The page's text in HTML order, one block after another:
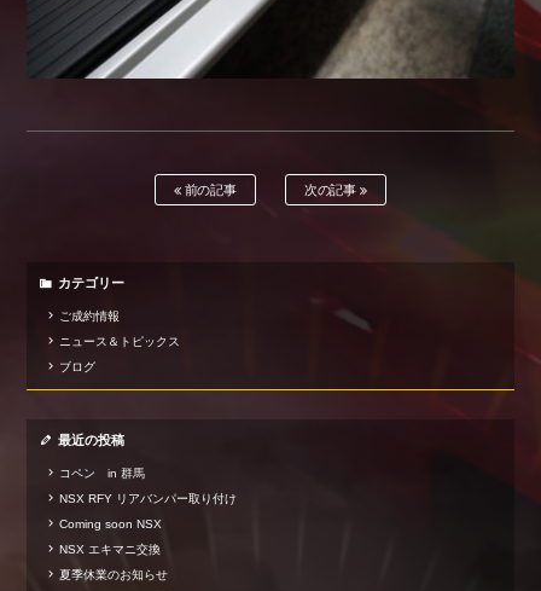
前の記事 次の記事
カテゴリー
ご成約情報
ニュース＆トピックス
ブログ
最近の投稿
コペン in 群馬
NSX RFY リアバンパー取り付け
Coming soon NSX
NSX エキマニ交換
夏季休業のお知らせ